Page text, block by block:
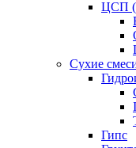
ЦСП
Сухие
Гипс